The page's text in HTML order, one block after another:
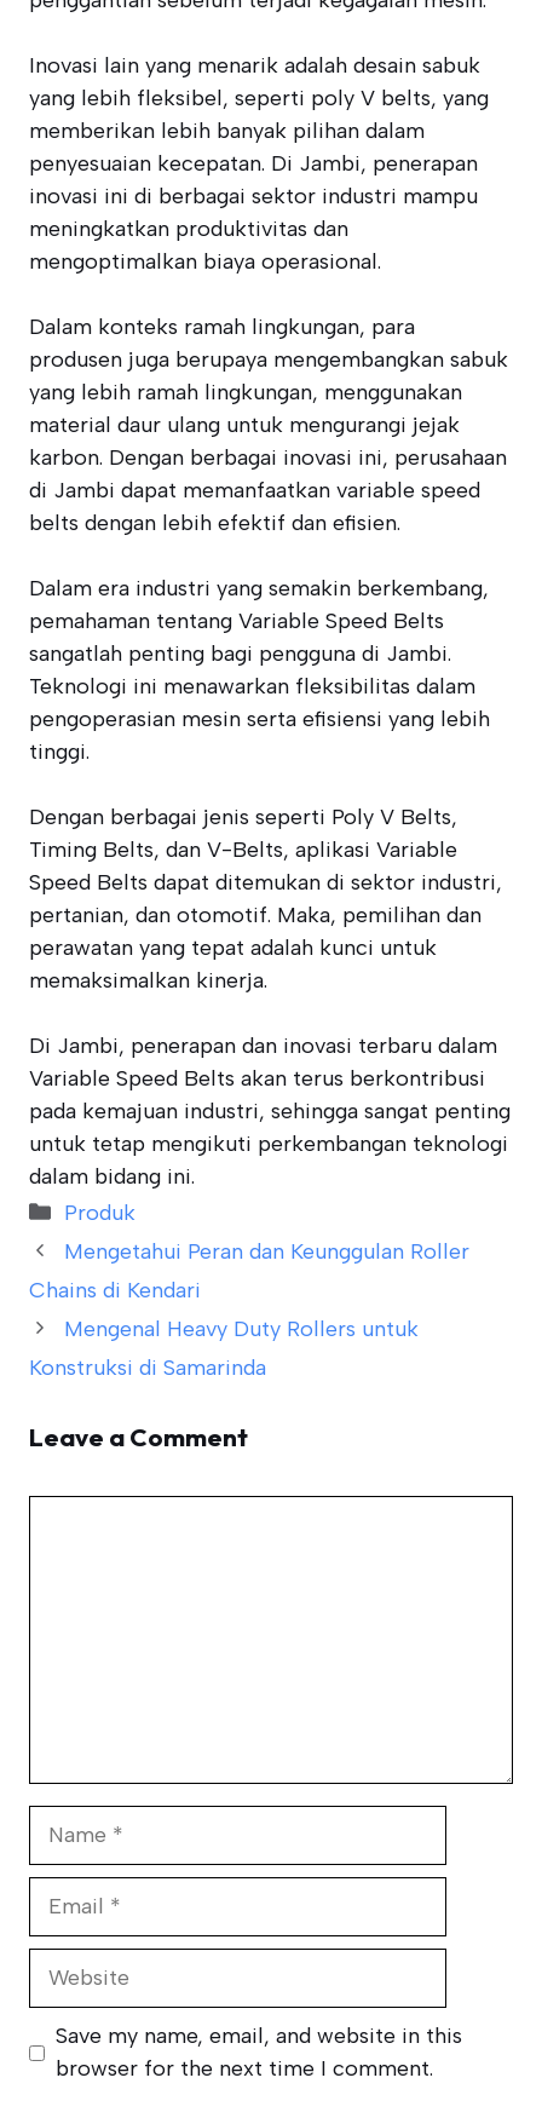
Inovasi lain yang menarik adalah desain sabuk
yang lebih fleksibel, seperti poly V belts, yang
memberikan lebih banyak pilihan dalam
penyesuaian kecepatan. Di Jambi, penerapan
inovasi ini di berbagai sektor industri mampu
meningkatkan produktivitas dan
mengoptimalkan biaya operasional.
Dalam konteks ramah lingkungan, para
produsen juga berupaya mengembangkan sabuk
yang lebih ramah lingkungan, menggunakan
material daur ulang untuk mengurangi jejak
karbon. Dengan berbagai inovasi ini, perusahaan
di Jambi dapat memanfaatkan variable speed
belts dengan lebih efektif dan efisien.
Dalam era industri yang semakin berkembang,
pemahaman tentang Variable Speed Belts
sangatlah penting bagi pengguna di Jambi.
Teknologi ini menawarkan fleksibilitas dalam
pengoperasian mesin serta efisiensi yang lebih
tinggi.
Dengan berbagai jenis seperti Poly V Belts,
Timing Belts, dan V-Belts, aplikasi Variable
Speed Belts dapat ditemukan di sektor industri,
pertanian, dan otomotif. Maka, pemilihan dan
perawatan yang tepat adalah kunci untuk
memaksimalkan kinerja.
Di Jambi, penerapan dan inovasi terbaru dalam
Variable Speed Belts akan terus berkontribusi
pada kemajuan industri, sehingga sangat penting
untuk tetap mengikuti perkembangan teknologi
dalam bidang ini.
Categories
Produk
Mengetahui Peran dan Keunggulan Roller
Chains di Kendari
Mengenal Heavy Duty Rollers untuk
Konstruksi di Samarinda
Leave a Comment
Website
Save my name, email, and website in this
browser for the next time I comment.